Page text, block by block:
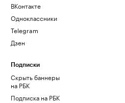
ВКонтакте
Одноклассники
Telegram
Дзен
Подписки
Скрыть баннеры
на РБК
Подписка на РБК